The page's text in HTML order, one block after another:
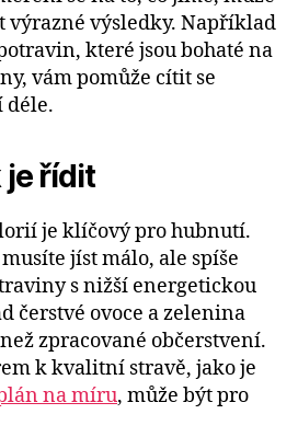
výrazné výsledky. Například
které jsou bohaté na
vám pomůže cítit se
déle.
je řídit
je klíčový pro hubnutí.
jíst málo, ale spíše
s nižší energetickou
čerstvé ovoce a zelenina
zpracované občerstvení.
k kvalitní stravě, jako je
na míru, může být pro